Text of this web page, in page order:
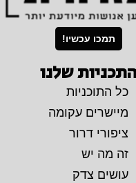
תמכו עכשיו!
התכניות שלנו
כל התוכניות
מיישרים עקומה
ציפורי דרור
זה מה יש
עושים צדק